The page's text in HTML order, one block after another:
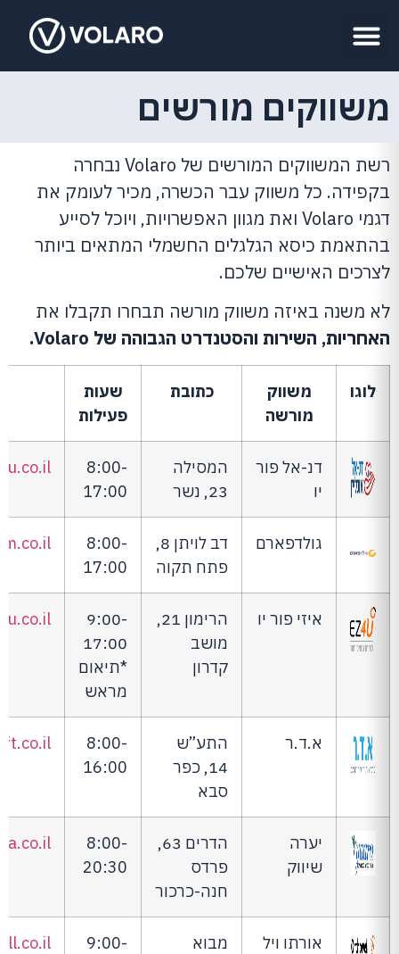
משווקים מורשים
רשת המשווקים המורשים של Volaro נבחרה
בקפידה. כל משווק עבר הכשרה, מכיר לעומק את
דגמי Volaro ואת מגוון האפשרויות, ויוכל לסייע
בהתאמת כיסא הגלגלים החשמלי המתאים ביותר
לצרכים האישיים שלכם.
לא משנה באיזה משווק מורשה תבחרו תקבלו את
האחריות, השירות והסטנדרט הגבוהה של Volaro.
לוגו
משווק
מורשה
כתובת
שעות
פעילות
דנ-אל פור
יו
המסילה
23, נשר
8:00-
17:00
גולדפארם
דב לויתן 8,
פתח תקוה
8:00-
17:00
איזי פור יו
הרימון 21,
מושב
קדרון
9:00-
17:00
*תיאום
מראש
א.ד.ר
התע”ש
14, כפר
סבא
8:00-
16:00
יערה
שיווק
הדרים 63,
פרדס
חנה-כרכור
8:00-
20:30
אורתו ויל
מבוא
9:00-